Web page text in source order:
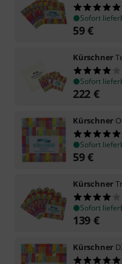
Sofort
59€
Kürschner
Sofort
222 €
Kürschner
Sofort
59€
Kürschner
Sofort
139 €
Kürschner